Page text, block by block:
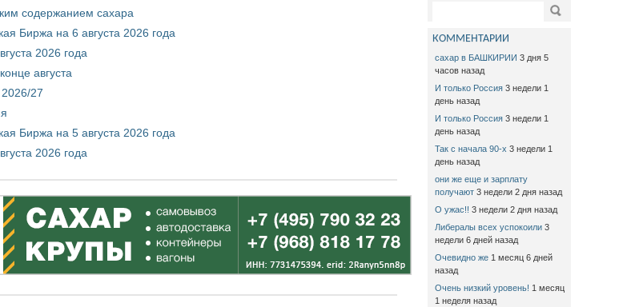
содержанием сахара
Биржа на 6 августа 2026 года
2026 года
августа
27
Биржа на 5 августа 2026 года
2026 года
Поиск
КОММЕНТАРИИ
сахар в БАШКИРИИ 3 дня 5
часов назад
И только Россия 3 недели 1
день назад
И только Россия 3 недели 1
день назад
Так с начала 90-х 3 недели 1
день назад
они же еще и зарплату
получают 3 недели 2 дня назад
О ужас!! 3 недели 2 дня назад
Либералы всех успокоили 3
недели 6 дней назад
Очевидно же 1 месяц 6 дней
назад
Очень низкий уровень! 1 месяц
1 неделя назад